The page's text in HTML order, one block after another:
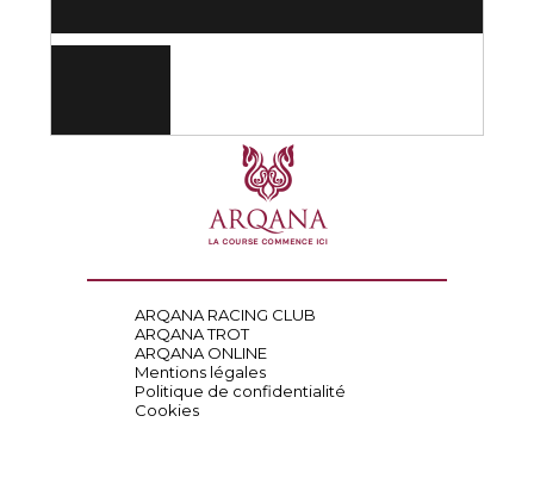
ARQANA RACING CLUB
ARQANA TROT
ARQANA ONLINE
Mentions légales
Politique de confidentialité
Cookies